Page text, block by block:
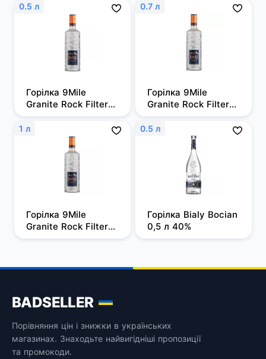
0.5 л
Горілка 9Mile
Granite Rock Filtered
0,5л, 37,5%
0.7 л
Горілка 9Mile
Granite Rock Filtered
0,7 л, 37,5%
1 л
Горілка 9Mile
Granite Rock Filtered
1 л, 37,5%
0.5 л
Горілка Bialy Bocian
0,5 л 40%
BADSELLER
Порівняння цін і знижки в українських
магазинах. Знаходьте найвигідніші пропозиції
та промокоди.